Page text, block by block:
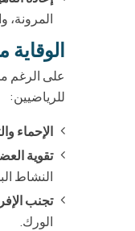
المرونة،
على الرغم
للرياضيين:
الإحماء
تقوية
النشاط
تجنب
الورك.